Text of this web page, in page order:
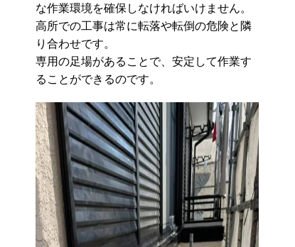
な作業環境を確保しなければいけません。
高所での工事は常に転落や転倒の危険と隣
り合わせです。
専用の足場があることで、安定して作業す
ることができるのです。